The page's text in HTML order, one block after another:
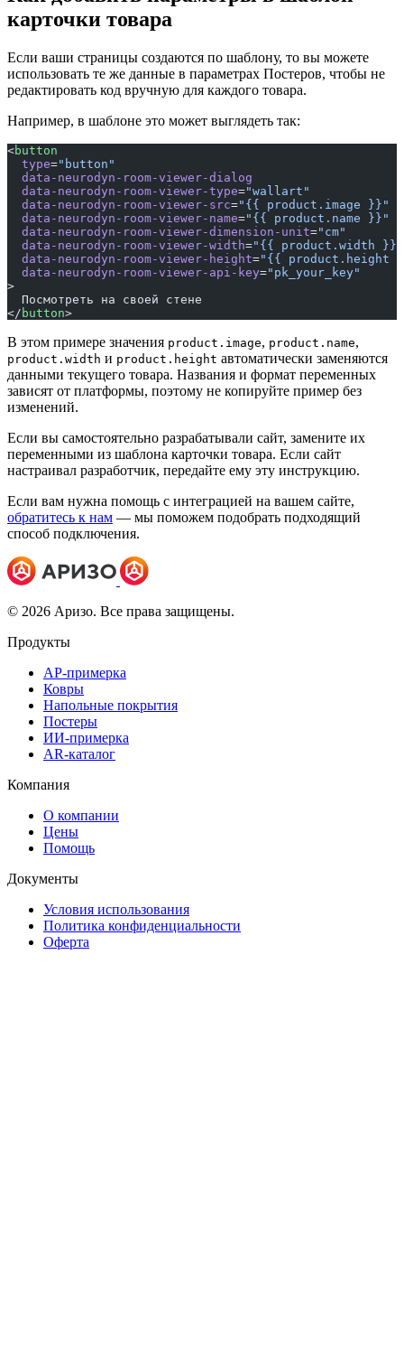
карточки товара
Если ваши страницы создаются по шаблону, то вы можете
использовать те же данные в параметрах Постеров, чтобы не
редактировать код вручную для каждого товара.
Например, в шаблоне это может выглядеть так:
<button
  type
="button"
  data-neurodyn-room-viewer-dialog
  data-neurodyn-room-viewer-type
="wallart"
  data-neurodyn-room-viewer-src
="{{ product.image }}"
  data-neurodyn-room-viewer-name
="{{ product.name }}"
  data-neurodyn-room-viewer-dimension-unit
="cm"
  data-neurodyn-room-viewer-width
="{{ product.width }}"
  data-neurodyn-room-viewer-height
="{{ product.height
  data-neurodyn-room-viewer-api-key
="pk_your_key"
>
  Посмотреть на своей стене
</ button>
В этом примере значения product.image, product.name,
product.width и product.height автоматически заменяются
данными текущего товара. Названия и формат переменных
зависят от платформы, поэтому не копируйте пример без
изменений.
Если вы самостоятельно разрабатывали сайт, замените их
переменными из шаблона карточки товара. Если сайт
настраивал разработчик, передайте ему эту инструкцию.
Если вам нужна помощь с интеграцией на вашем сайте,
обратитесь к нам — мы поможем подобрать подходящий
способ подключения.
© 2026 Аризо. Все права защищены.
Продукты
АР-примерка
Ковры
Напольные покрытия
Постеры
ИИ-примерка
AR-каталог
Компания
О компании
Цены
Помощь
Документы
Условия использования
Политика конфиденциальности
Оферта